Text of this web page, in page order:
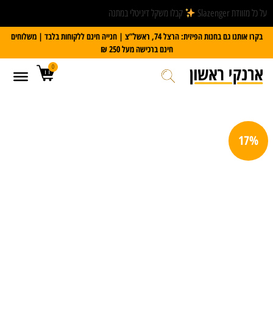
על כל מזוודת Slazenger
קבלו משקל דיגיטלי במתנה
בקרו אותנו גם בחנות הפיזית: הרצל 74, ראשל”צ | חנייה חינם ללקוחות בלבד | משלוחים
חינם ברכישה מעל 250 ₪
0
17%